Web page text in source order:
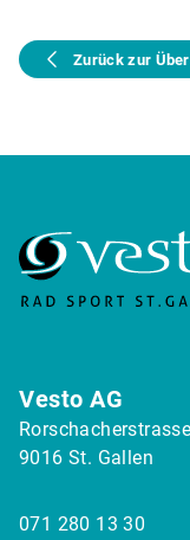
Zurück zur
Vesto AG
9016 St. Gallen
071 280 13 30